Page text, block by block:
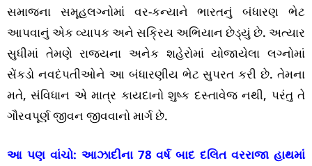
સમાજના સમૂહલગ્નોમાં વર-કન્યાને ભારતનું બંધારણ ભેટ
આપવાનું એક વ્યાપક અને સક્રિય અભિયાન છેડ્યું છે. અત્યાર
સુધીમાં તેમણે રાજ્યના અનેક શહેરોમાં યોજાયેલા લગ્નોમાં
સેંકડો નવદંપતીઓને આ બંધારણીય ભેટ સુપરત કરી છે. તેમના
મતે, સંવિધાન એ માત્ર કાયદાનો શુષ્ક દસ્તાવેજ નથી, પરંતુ તે
ગૌરવપૂર્ણ જીવન જીવવાનો માર્ગ છે.
આ પણ વાંચો: આઝાદીના 78 વર્ષ બાદ દલિત વરરાજા હાથમાં